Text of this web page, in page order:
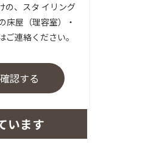
の、スタ イリング
床屋（理容室）・
連絡ください。
認する
います